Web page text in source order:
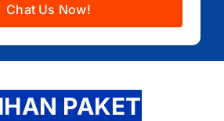
Chat Us Now!
PAKET